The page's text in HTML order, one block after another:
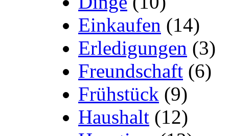
Einkaufen (14)
Erledigungen (3)
Freundschaft (6)
Frühstück (9)
Haushalt (12)